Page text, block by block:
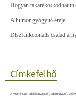
Hogyan
A humor gyógyító ereje
Diszfunkcionális család
Címkefelhő
A-vitamin(36), adalékanyag(28), adomány(26),